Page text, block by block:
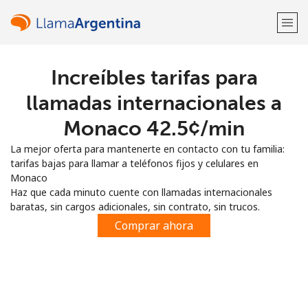
¡Bienvenido!
Regístrate con
o
Increíbles tarifas para
llamadas internacionales a
Monaco ⁦42.5¢⁩/min
La mejor oferta para mantenerte en contacto con tu familia:
tarifas bajas para llamar a teléfonos fijos y celulares en
Monaco
Haz que cada minuto cuente con llamadas internacionales
baratas, sin cargos adicionales, sin contrato, sin trucos.
Comprar ahora